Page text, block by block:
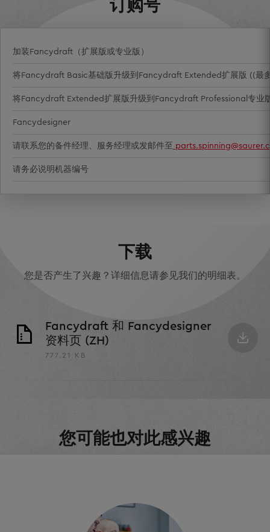
订购号
加装Fancydraft（扩展版或专业版）
将Fancydraft Basic基础版升级到Fancydraft Extended扩展版 ((最
将Fancydraft Extended扩展版升级到Fancydraft Professional专业
Fancydesigner
请联系您的备件经理、服务经理或发邮件至
请务必说明机器编号
下载
您是否产生了兴趣？详细信息请参见我们的明细表。
Fancydraft 和 Fancydesigner
资料页 (ZH)
777.21 KB
您可能也对此感兴趣